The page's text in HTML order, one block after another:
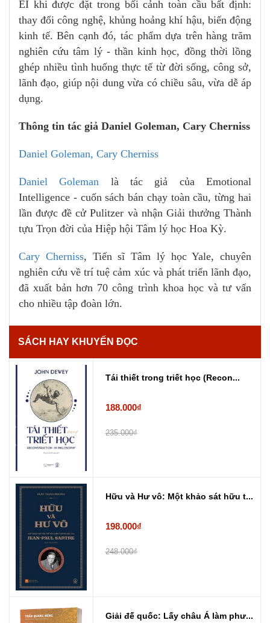
EI khi được đặt trong bối cảnh toàn cầu bất định:
thay đổi công nghệ, khủng hoảng khí hậu, biến động
kinh tế. Bên cạnh đó, tác phẩm dựa trên hàng trăm
nghiên cứu tâm lý - thần kinh học, đồng thời lồng
ghép nhiều tình huống thực tế từ đời sống, công sở,
lãnh đạo, giúp nội dung vừa có chiều sâu, vừa dễ áp
dụng.
Thông tin tác giả Daniel Goleman, Cary Cherniss
Daniel Goleman, Cary Cherniss
Daniel Goleman là tác giả của Emotional
Intelligence - cuốn sách bán chạy toàn cầu, từng hai
lần được đề cử Pulitzer và nhận Giải thưởng Thành
tựu Trọn đời của Hiệp hội Tâm lý học Hoa Kỳ.
Cary Cherniss, Tiến sĩ Tâm lý học Yale, chuyên
nghiên cứu về trí tuệ cảm xúc và phát triển lãnh đạo,
đã xuất bản hơn 70 công trình khoa học và tư vấn
cho nhiều tập đoàn lớn.
SÁCH HAY KHUYẾN ĐỌC
Tái thiết trong triết học (Recon...
188.000₫
235.000₫
Hữu và Hư vô: Một khảo sát hữu t...
198.000₫
248.000₫
Giải đế quốc: Lấy châu Á làm phư...